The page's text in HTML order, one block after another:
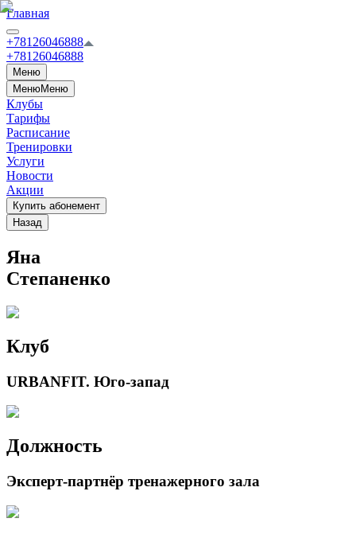
Главная
+78126046888
+78126046888
Меню
МенюМеню
Клубы
Тарифы
Расписание
Тренировки
Услуги
Новости
Акции
Купить абонемент
Назад
Яна
Степаненко
Клуб
URBANFIT. Юго-запад
Должность
Эксперт-партнёр тренажерного зала